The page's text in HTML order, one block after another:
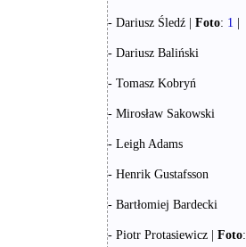
- Dariusz Śledź | Foto: 1 |
- Dariusz Baliński
- Tomasz Kobryń
- Mirosław Sakowski
- Leigh Adams
- Henrik Gustafsson
- Bartłomiej Bardecki
- Piotr Protasiewicz | Foto: